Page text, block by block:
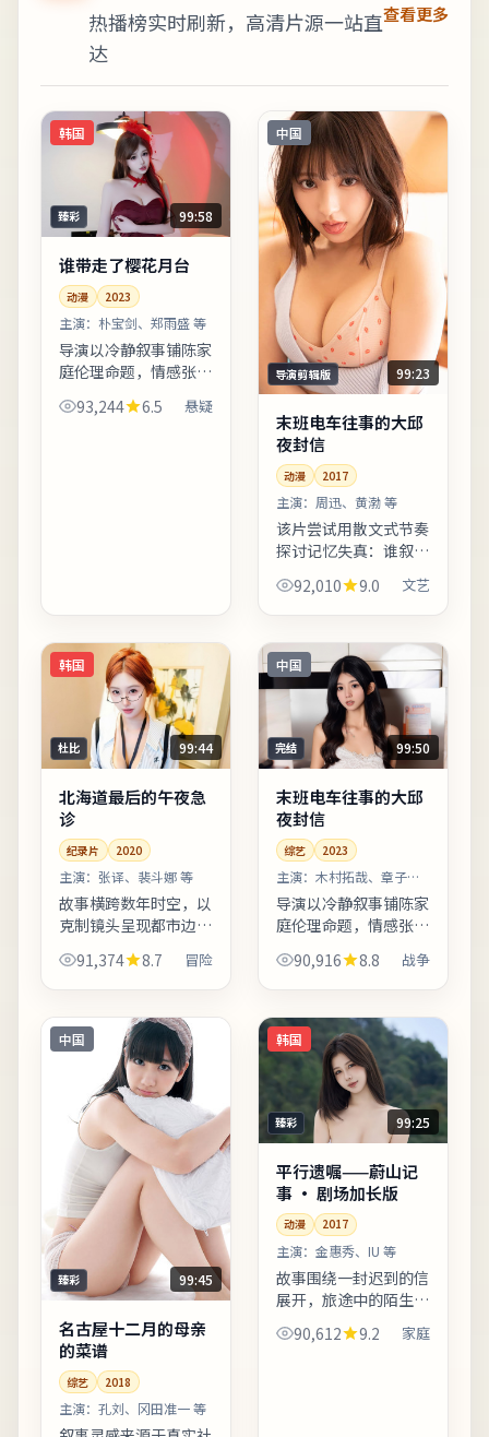
热播榜实时刷新，高清片源一站直
达
查看更多
韩国
臻彩 99:58
谁带走了樱花月台
动漫 2023
主演： 朴宝剑、郑雨盛 等
导演以冷静叙事铺陈家
庭伦理命题，情感张力
在细节对白中缓慢升
温。反派并非脸谱化恶
93,244 6.5 悬疑
中国
导演剪辑版 99:23
末班电车往事的大邱
夜封信
动漫 2017
主演： 周迅、黄渤 等
该片尝试用散文式节奏
探讨记忆失真：谁叙
述，谁就掌握了故事的
形状。叙事视角在不同
时间标注以免迷路。上
线之后口碑分化属正常
现象，...
92,010 9.0 文艺
韩国
杜比 99:44
北海道最后的午夜急
诊
纪录片 2020
主演： 张译、裴斗娜 等
故事横跨数年时空，以
克制镜头呈现都市边缘
群体的生存缝隙。影片
后半段反转并非单纯惊
性格蜕变。剧情信息与
人物关系可在二刷时解
锁更...
91,374 8.7 冒险
中国
完结 99:50
末班电车往事的大邱
夜封信
综艺 2023
主演： 木村拓哉、章子怡
等
导演以冷静叙事铺陈家
庭伦理命题，情感张力
在细节对白中缓慢升
温。剪辑节奏偏慢性，
若偏好快节奏可酌情快
进前半。片尾字幕包含
幕后花...
90,916 8.8 战争
中国
臻彩 99:45
名古屋十二月的母亲
的菜谱
综艺 2018
主演： 孔刘、冈田准一 等
韩国
臻彩 99:25
平行遗嘱——蔚山记
事 · 剧场加长版
动漫 2017
主演： 金惠秀、IU 等
故事围绕一封迟到的信
展开，旅途中的陌生人
逐一走入主线。影片后
半段反转并非单纯惊
90,612 9.2 家庭